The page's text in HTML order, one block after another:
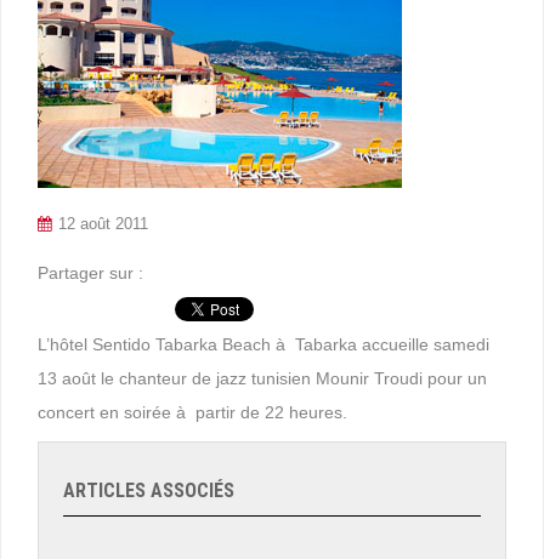
12 août 2011
Partager sur :
L’hôtel Sentido Tabarka Beach à Tabarka accueille samedi
13 août le chanteur de jazz tunisien Mounir Troudi pour un
concert en soirée à partir de 22 heures.
ARTICLES ASSOCIÉS